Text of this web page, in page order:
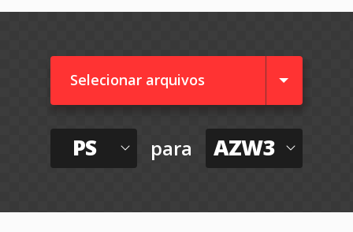
Selecionar arquivos
PS para AZW3